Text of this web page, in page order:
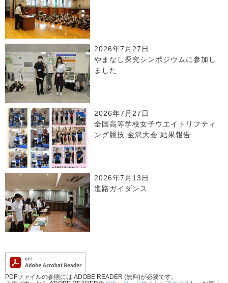
2026年7月27日
やまなし探究シンポジウムに参加し
ました
2026年7月27日
全国高等学校女子ウエイトリフティ
ング競技 金沢大会 結果報告
2026年7月13日
進路ガイダンス
PDFファイルの参照には ADOBE READER (無料)が必要です。